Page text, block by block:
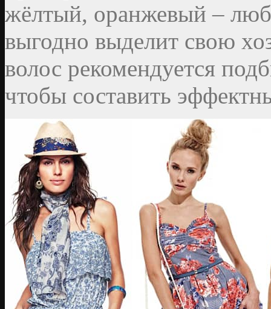
жёлтый, оранжевый –
выгодно выделит свою
волос рекомендуется
чтобы составить